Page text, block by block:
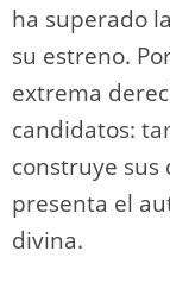
ha superado
su estreno.
extrema
candidatos:
construye sus
presenta el
divina.